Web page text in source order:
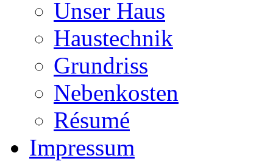
Unser Haus
Haustechnik
Grundriss
Nebenkosten
Ré­su­mé
Impressum